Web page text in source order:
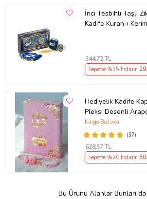
İnci Tesbihli Taşlı
Kadife Kuran-ı
344,72 TL
Sepette %15 İndirim
Hediyelik Kadife
Pleksi Desenli
Kuranı Kerim Pembe
(37)
Kargo Bedava
628,57 TL
Sepette %20 İndirim
Bu Ürünü Alanlar Bunları da